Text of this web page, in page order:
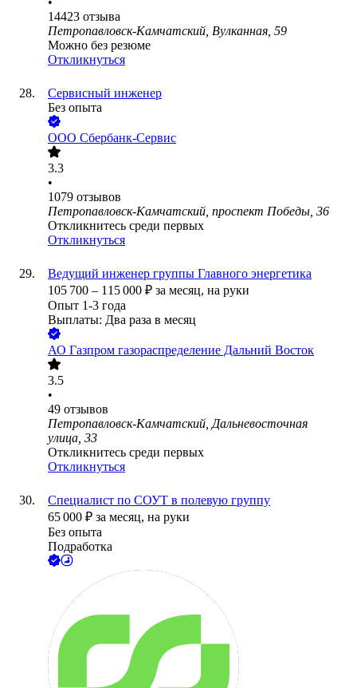
14423 отзыва
Петропавловск-Камчатский, Вулканная, 59
Можно без резюме
Откликнуться
Сервисный инженер
Без опыта
ООО Сбербанк-Сервис
3.3
•
1079 отзывов
Петропавловск-Камчатский, проспект Победы, 36
Откликнитесь среди первых
Откликнуться
Ведущий инженер группы Главного энергетика
105 700 – 115 000 ₽ за месяц, на руки
Опыт 1-3 года
Выплаты: Два раза в месяц
АО Газпром газораспределение Дальний Восток
3.5
•
49 отзывов
Петропавловск-Камчатский, Дальневосточная
улица, 33
Откликнитесь среди первых
Откликнуться
Специалист по СОУТ в полевую группу
65 000 ₽ за месяц, на руки
Без опыта
Подработка